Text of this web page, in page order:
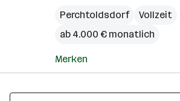
Perchtoldsdorf
Vollzeit
ab 4.000 € monatlich
Merken